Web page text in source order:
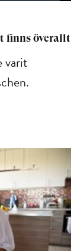
finns överallt
varit